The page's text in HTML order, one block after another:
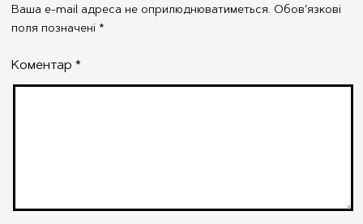
Ваша e-mail адреса не оприлюднюватиметься. Обов’язкові
поля позначені *
Коментар *